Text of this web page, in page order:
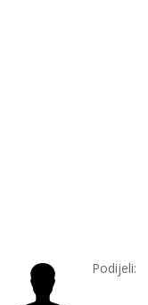
Podijeli: